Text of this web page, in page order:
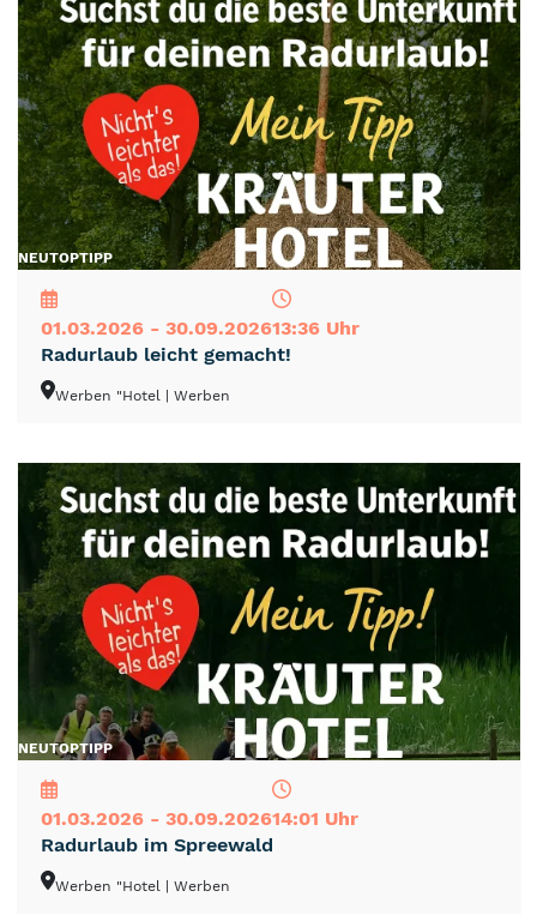
NEUTOPTIPP
01.03.2026 - 30.09.202613:36 Uhr
Radurlaub leicht gemacht!
Werben "Hotel | Werben
NEUTOPTIPP
01.03.2026 - 30.09.202614:01 Uhr
Radurlaub im Spreewald
Werben "Hotel | Werben